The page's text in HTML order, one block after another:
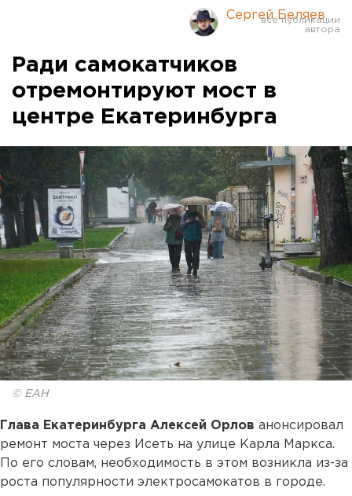
Сергей Беляев
Ради самокатчиков
отремонтируют мост в
центре Екатеринбурга
© ЕАН
Глава Екатеринбурга Алексей Орлов анонсировал
ремонт моста через Исеть на улице Карла Маркса.
По его словам, необходимость в этом возникла из-за
роста популярности электросамокатов в городе.